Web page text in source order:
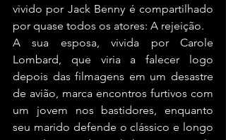
vivido por Jack Benny é compartilhado
por quase todos os atores: A rejeição.
A sua esposa, vivida por Carole
Lombard, que viria a falecer logo
depois das filmagens em um desastre
de avião, marca encontros furtivos com
um jovem nos bastidores, enquanto
seu marido defende o clássico e longo